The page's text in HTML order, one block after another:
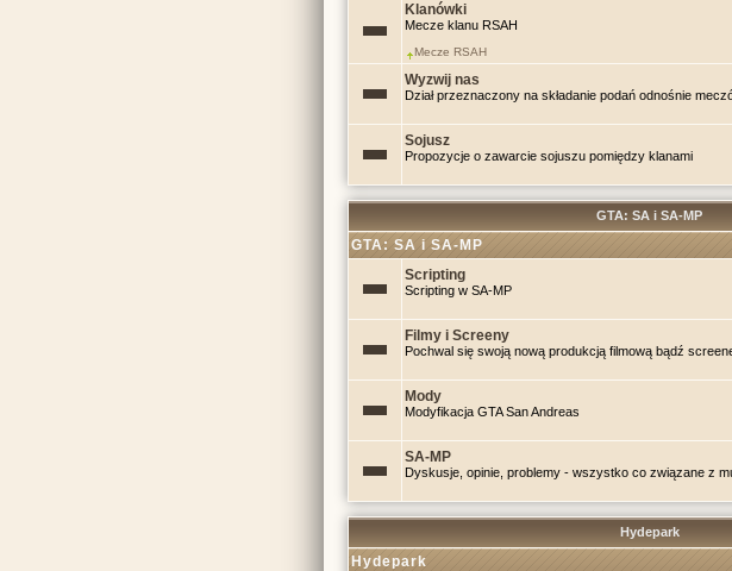
Klanówki
Mecze klanu RSAH
Mecze RSAH
Wyzwij nas
Dział przeznaczony na składanie podań odnośnie
Sojusz
Propozycje o zawarcie sojuszu pomiędzy klanami
GTA: SA i SA-MP
GTA: SA i SA-MP
Scripting
Scripting w SA-MP
Filmy i Screeny
Pochwal się swoją nową produkcją filmową bądź
Mody
Modyfikacja GTA San Andreas
SA-MP
Dyskusje, opinie, problemy - wszystko co związane z
Hydepark
Hydepark